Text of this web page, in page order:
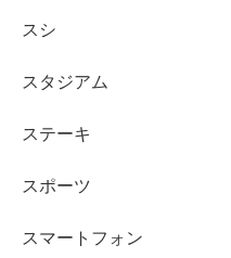
スシ
スタジアム
ステーキ
スポーツ
スマートフォン